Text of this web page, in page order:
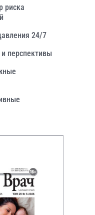
риска
24/7
перспективы